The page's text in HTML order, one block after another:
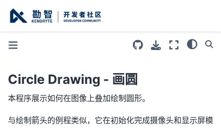
Circle Drawing - 画圆
本程序展示如何在图像上叠加绘制圆形。
与绘制箭头的例程类似，它在初始化完成摄像头和显示屏模